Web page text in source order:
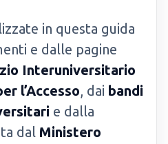
in questa guida
e dalle pagine
Interuniversitario
l’Accesso, dai bandi
e dalla
dal Ministero